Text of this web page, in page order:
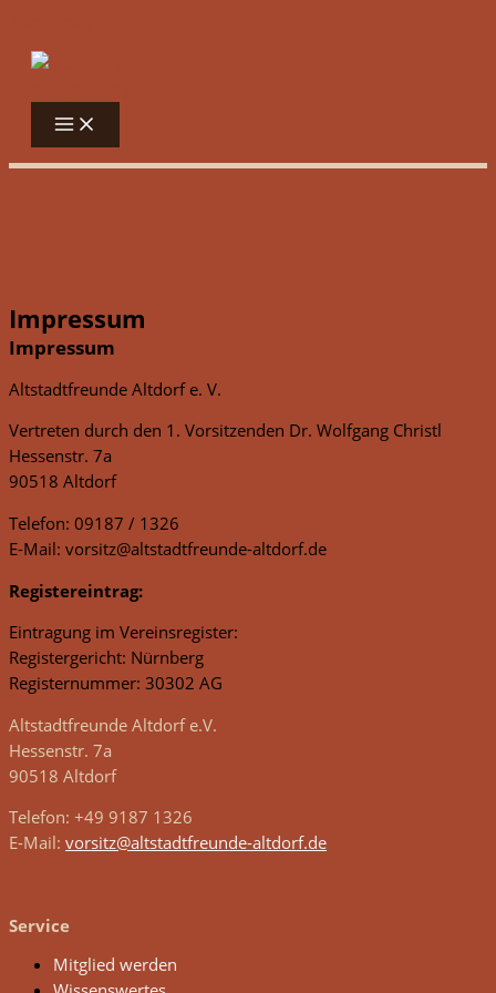
Impressum
Impressum
Altstadtfreunde Altdorf e. V.
Vertreten durch den 1. Vorsitzenden Dr. Wolfgang Christl
Hessenstr. 7a
90518 Altdorf
Telefon: 09187 / 1326
E-Mail: vorsitz@altstadtfreunde-altdorf.de
Registereintrag:
Eintragung im Vereinsregister:
Registergericht: Nürnberg
Registernummer: 30302 AG
Altstadtfreunde Altdorf e.V.
Hessenstr. 7a
90518 Altdorf
Telefon: +49 9187 1326
E-Mail: vorsitz@altstadtfreunde-altdorf.de
Service
Mitglied werden